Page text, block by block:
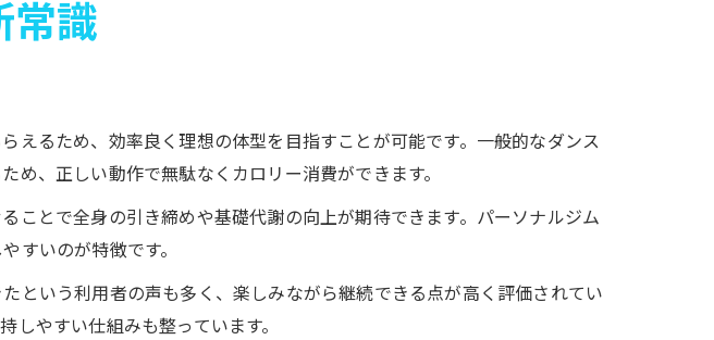
しいダンスダイエット法
の脂肪燃焼効果に注目
ルジムで人気な理由
ルジムのダンス継続コツ
と続け方
ダンス効果を最大化
ソナルジムのサポート内容
イスでダンスが長続き
常識
えるため、効率良く理想の体型を目指すことが可能です。一般的なダンス
、正しい動作で無駄なくカロリー消費ができます。
ことで全身の引き締めや基礎代謝の向上が期待できます。パーソナルジム
すいのが特徴です。
という利用者の声も多く、楽しみながら継続できる点が高く評価されてい
やすい仕組みも整っています。